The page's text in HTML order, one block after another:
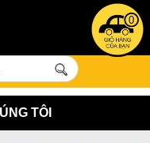
0
TÔI